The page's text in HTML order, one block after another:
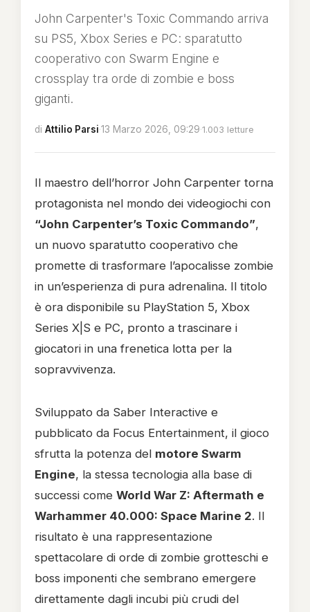
John Carpenter's Toxic Commando arriva
su PS5, Xbox Series e PC: sparatutto
cooperativo con Swarm Engine e
crossplay tra orde di zombie e boss
giganti.
di Attilio Parsi·13 Marzo 2026, 09:29·1.003 letture
Il maestro dell’horror John Carpenter torna
protagonista nel mondo dei videogiochi con
“John Carpenter’s Toxic Commando”,
un nuovo sparatutto cooperativo che
promette di trasformare l’apocalisse zombie
in un’esperienza di pura adrenalina. Il titolo
è ora disponibile su PlayStation 5, Xbox
Series X|S e PC, pronto a trascinare i
giocatori in una frenetica lotta per la
sopravvivenza.
Sviluppato da Saber Interactive e
pubblicato da Focus Entertainment, il gioco
sfrutta la potenza del motore Swarm
Engine, la stessa tecnologia alla base di
successi come World War Z: Aftermath e
Warhammer 40.000: Space Marine 2. Il
risultato è una rappresentazione
spettacolare di orde di zombie grotteschi e
boss imponenti che sembrano emergere
direttamente dagli incubi più crudi del